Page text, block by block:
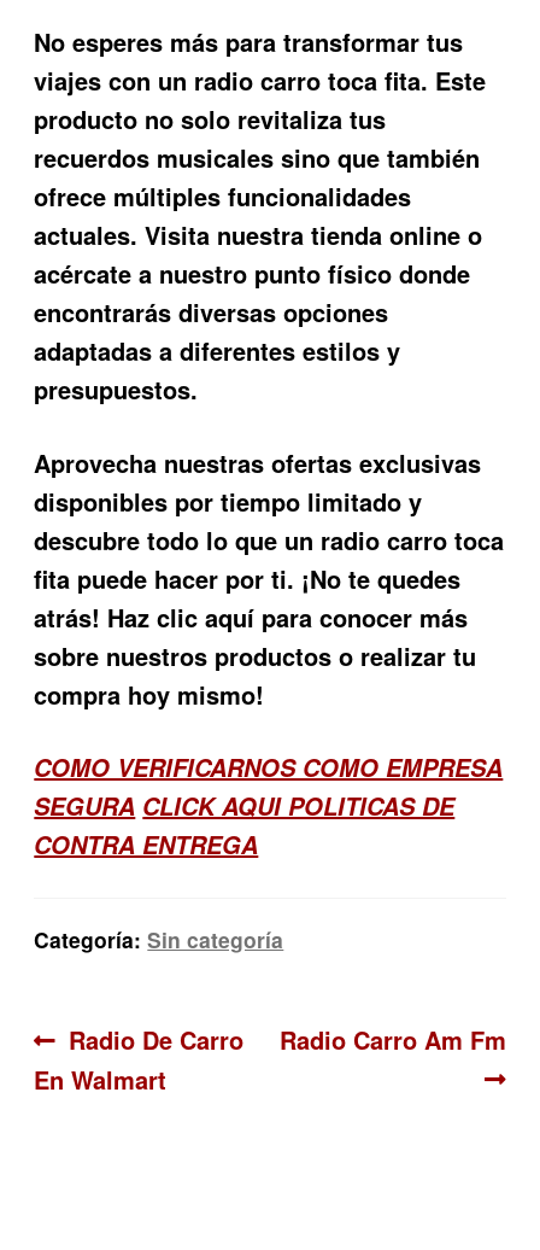
No esperes más para transformar tus
viajes con un radio carro toca fita. Este
producto no solo revitaliza tus
recuerdos musicales sino que también
ofrece múltiples funcionalidades
actuales. Visita nuestra tienda online o
acércate a nuestro punto físico donde
encontrarás diversas opciones
adaptadas a diferentes estilos y
presupuestos.
Aprovecha nuestras ofertas exclusivas
disponibles por tiempo limitado y
descubre todo lo que un radio carro toca
fita puede hacer por ti. ¡No te quedes
atrás! Haz clic aquí para conocer más
sobre nuestros productos o realizar tu
compra hoy mismo!
COMO VERIFICARNOS COMO EMPRESA
SEGURA CLICK AQUI POLITICAS DE
CONTRA ENTREGA
Categoría:Sin categoría
Navegación
de
Anterior:
Radio De Carro
En Walmart
Siguiente:
Radio Carro Am Fm